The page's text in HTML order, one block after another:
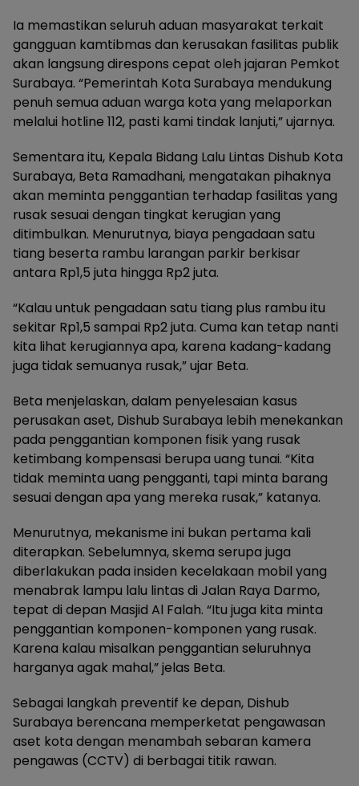
Ia memastikan seluruh aduan masyarakat terkait
gangguan kamtibmas dan kerusakan fasilitas publik
akan langsung direspons cepat oleh jajaran Pemkot
Surabaya. “Pemerintah Kota Surabaya mendukung
penuh semua aduan warga kota yang melaporkan
melalui hotline 112, pasti kami tindak lanjuti,” ujarnya.
Sementara itu, Kepala Bidang Lalu Lintas Dishub Kota
Surabaya, Beta Ramadhani, mengatakan pihaknya
akan meminta penggantian terhadap fasilitas yang
rusak sesuai dengan tingkat kerugian yang
ditimbulkan. Menurutnya, biaya pengadaan satu
tiang beserta rambu larangan parkir berkisar
antara Rp1,5 juta hingga Rp2 juta.
“Kalau untuk pengadaan satu tiang plus rambu itu
sekitar Rp1,5 sampai Rp2 juta. Cuma kan tetap nanti
kita lihat kerugiannya apa, karena kadang-kadang
juga tidak semuanya rusak,” ujar Beta.
Beta menjelaskan, dalam penyelesaian kasus
perusakan aset, Dishub Surabaya lebih menekankan
pada penggantian komponen fisik yang rusak
ketimbang kompensasi berupa uang tunai. “Kita
tidak meminta uang pengganti, tapi minta barang
sesuai dengan apa yang mereka rusak,” katanya.
Menurutnya, mekanisme ini bukan pertama kali
diterapkan. Sebelumnya, skema serupa juga
diberlakukan pada insiden kecelakaan mobil yang
menabrak lampu lalu lintas di Jalan Raya Darmo,
tepat di depan Masjid Al Falah. “Itu juga kita minta
penggantian komponen-komponen yang rusak.
Karena kalau misalkan penggantian seluruhnya
harganya agak mahal,” jelas Beta.
Sebagai langkah preventif ke depan, Dishub
Surabaya berencana memperketat pengawasan
aset kota dengan menambah sebaran kamera
pengawas (CCTV) di berbagai titik rawan.